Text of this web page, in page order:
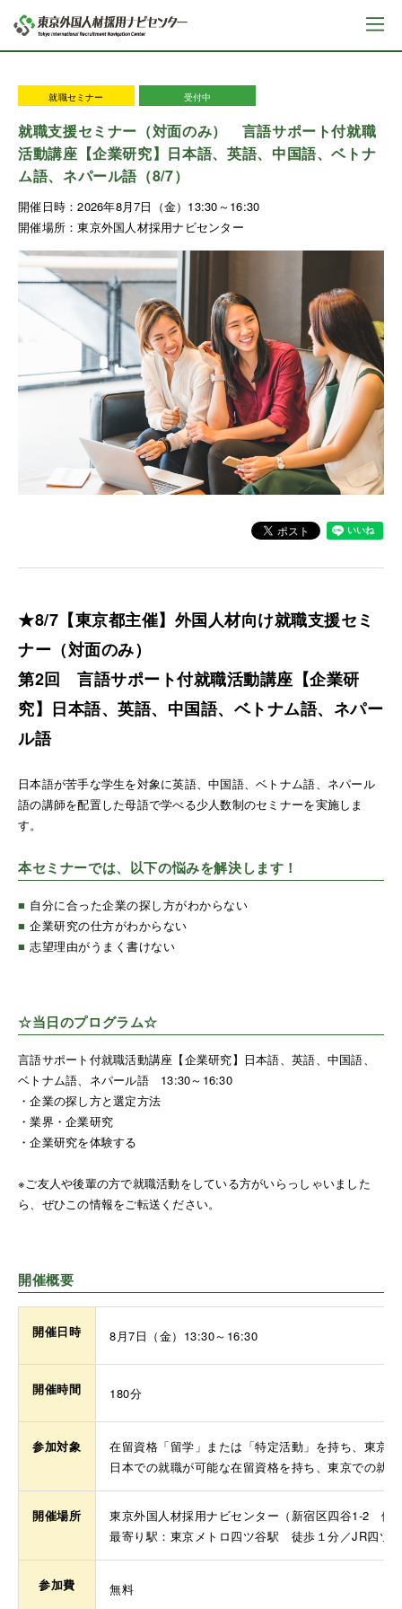
就職セミナー 受付中
就職支援セミナー（対面のみ） 言語サポート付就職
活動講座【企業研究】日本語、英語、中国語、ベトナ
ム語、ネパール語（8/7）
開催日時：2026年8月7日（金）13:30～16:30
開催場所：東京外国人材採用ナビセンター
★8/7【東京都主催】外国人材向け就職支援セミ
ナー（対面のみ）
第2回 言語サポート付就職活動講座【企業研
究】日本語、英語、中国語、ベトナム語、ネパー
ル語
日本語が苦手な学生を対象に英語、中国語、ベトナム語、ネパール
語の講師を配置した母語で学べる少人数制のセミナーを実施しま
す。
本セミナーでは、以下の悩みを解決します！
■ 自分に合った企業の探し方がわからない
■企業研究の仕方がわからない
■志望理由がうまく書けない
☆当日のプログラム☆
言語サポート付就職活動講座【企業研究】日本語、英語、中国語、
ベトナム語、ネパール語 13:30～16:30
・企業の探し方と選定方法
・業界・企業研究
・企業研究を体験する
※ご友人や後輩の方で就職活動をしている方がいらっしゃいました
ら、ぜひこの情報をご転送ください。
開催概要
開催日時 8月7日（金）13:30～16:30
開催時間 180分
参加対象
在留資格「留学」または「特定活動」を持ち、東京
日本での就職が可能な在留資格を持ち、東京での就
開催場所
東京外国人材採用ナビセンター（新宿区四谷1-2 伊
最寄り駅：東京メトロ四ツ谷駅 徒歩１分／JR四ツ
参加費 無料